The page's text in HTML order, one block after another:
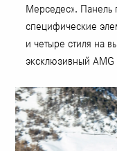
Мерседес». Панель
специфические
и четыре стиля на
эксклюзивный